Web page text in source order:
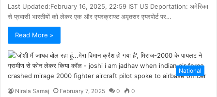
Last Updated:February 16, 2025, 22:59 IST US Deportation: अमेरिका
से प्रवासी भारतीयों को लेकर एक और एयरक्राफ्ट अमृतसर एयरपोर्ट पर…
Read More »
National
Nirala Samaj February 7, 2025 0 0